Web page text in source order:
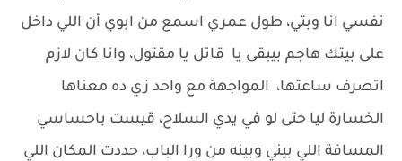
نفسي انا وبتي، طول عمري اسمع من ابوي أن اللي داخل
على بيتك هاجم بيبقى يا قاتل يا مقتول، وانا كان لازم
اتصرف ساعتها، المواجهة مع واحد زي ده معناها
الخسارة ليا حتى لو في يدي السلاح، قيست باحساسي
المسافة اللي بيني وبينه من ورا الباب، حددت المكان اللي